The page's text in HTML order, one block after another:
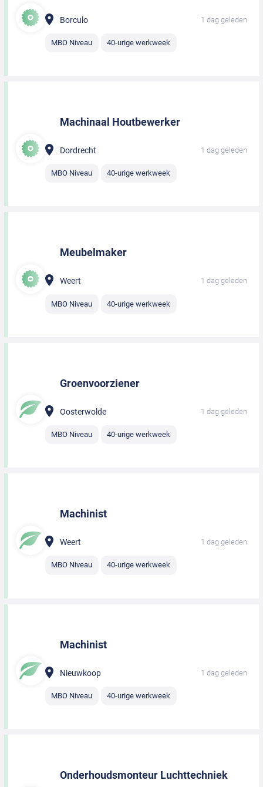
Borculo 1 dag geleden
MBO Niveau 40-urige werkweek
Machinaal Houtbewerker
Dordrecht 1 dag geleden
MBO Niveau 40-urige werkweek
Meubelmaker
Weert 1 dag geleden
MBO Niveau 40-urige werkweek
Groenvoorziener
Oosterwolde 1 dag geleden
MBO Niveau 40-urige werkweek
Machinist
Weert 1 dag geleden
MBO Niveau 40-urige werkweek
Machinist
Nieuwkoop 1 dag geleden
MBO Niveau 40-urige werkweek
Onderhoudsmonteur Luchttechniek